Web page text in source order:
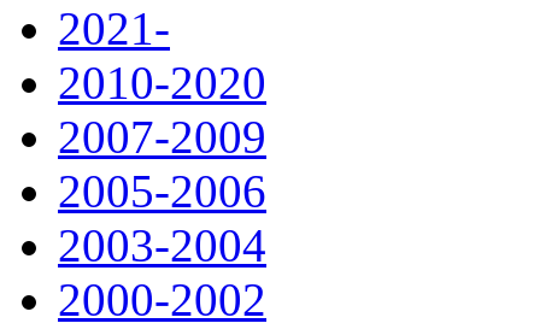
2021-
2010-2020
2007-2009
2005-2006
2003-2004
2000-2002